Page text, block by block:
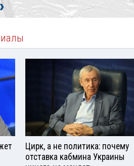
Цирк, а не политика: почему
отставка кабмина Украины